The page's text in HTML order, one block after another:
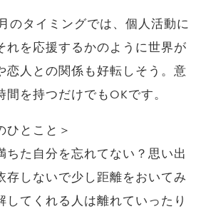
のタイミングでは、個人活動に
れを応援するかのように世界が
恋人との関係も好転しそう。意
を持つだけでもOKです。
ひとこと＞
ちた自分を忘れてない？思い出
存しないで少し距離をおいてみ
してくれる人は離れていったり